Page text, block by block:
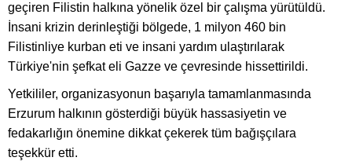
geçiren Filistin halkına yönelik özel bir çalışma yürütüldü.
İnsani krizin derinleştiği bölgede, 1 milyon 460 bin
Filistinliye kurban eti ve insani yardım ulaştırılarak
Türkiye'nin şefkat eli Gazze ve çevresinde hissettirildi.
Yetkililer, organizasyonun başarıyla tamamlanmasında
Erzurum halkının gösterdiği büyük hassasiyetin ve
fedakarlığın önemine dikkat çekerek tüm bağışçılara
teşekkür etti.